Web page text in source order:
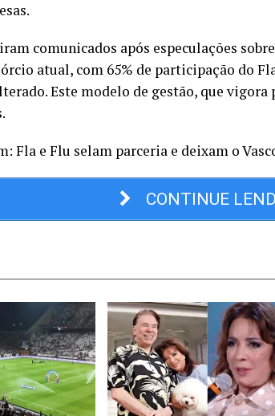
comunicados após especulações
atual, com 65% de participação do
Este modelo de gestão, que
Fla e Flu selam parceria e deixam o
CONTINUE